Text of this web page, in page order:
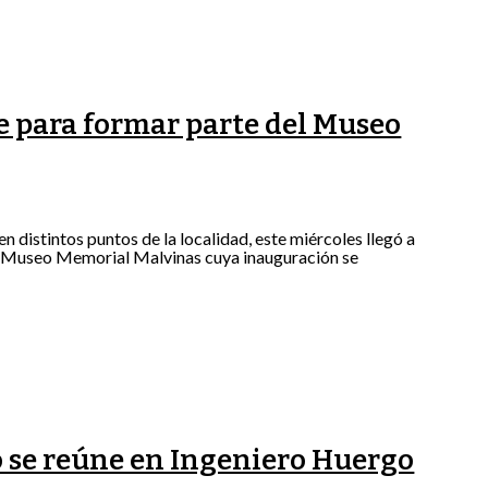
para formar parte del Museo
distintos puntos de la localidad, este miércoles llegó a
Memorial Malvinas cuya inauguración se
reúne en Ingeniero Huergo